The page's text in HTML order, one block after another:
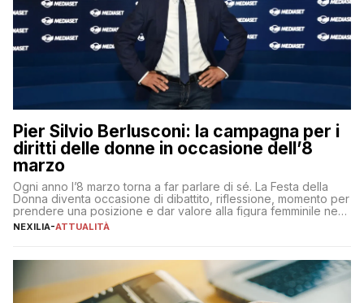
Pier Silvio Berlusconi: la campagna per i
diritti delle donne in occasione dell’8
marzo
Ogni anno l’8 marzo torna a far parlare di sé. La Festa della
Donna diventa occasione di dibattito, riflessione, momento per
prendere una posizione e dar valore alla figura femminile nella
sua complessità e crucialità. A lanciare un messaggio “forte e
NEXILIA-ATTUALITÀ